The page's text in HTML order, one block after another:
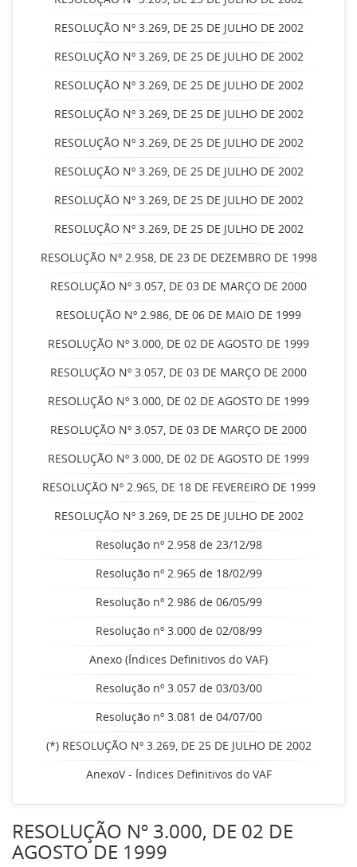
RESOLUÇÃO Nº 3.269, DE 25 DE JULHO DE 2002
RESOLUÇÃO Nº 3.269, DE 25 DE JULHO DE 2002
RESOLUÇÃO Nº 3.269, DE 25 DE JULHO DE 2002
RESOLUÇÃO Nº 3.269, DE 25 DE JULHO DE 2002
RESOLUÇÃO Nº 3.269, DE 25 DE JULHO DE 2002
RESOLUÇÃO Nº 3.269, DE 25 DE JULHO DE 2002
RESOLUÇÃO Nº 3.269, DE 25 DE JULHO DE 2002
RESOLUÇÃO Nº 3.269, DE 25 DE JULHO DE 2002
RESOLUÇÃO Nº 2.958, DE 23 DE DEZEMBRO DE 1998
RESOLUÇÃO Nº 3.057, DE 03 DE MARÇO DE 2000
RESOLUÇÃO Nº 2.986, DE 06 DE MAIO DE 1999
RESOLUÇÃO Nº 3.000, DE 02 DE AGOSTO DE 1999
RESOLUÇÃO Nº 3.057, DE 03 DE MARÇO DE 2000
RESOLUÇÃO Nº 3.000, DE 02 DE AGOSTO DE 1999
RESOLUÇÃO Nº 3.057, DE 03 DE MARÇO DE 2000
RESOLUÇÃO Nº 3.000, DE 02 DE AGOSTO DE 1999
RESOLUÇÃO Nº 2.965, DE 18 DE FEVEREIRO DE 1999
RESOLUÇÃO Nº 3.269, DE 25 DE JULHO DE 2002
Resolução nº 2.958 de 23/12/98
Resolução nº 2.965 de 18/02/99
Resolução nº 2.986 de 06/05/99
Resolução nº 3.000 de 02/08/99
Anexo (Índices Definitivos do VAF)
Resolução nº 3.057 de 03/03/00
Resolução nº 3.081 de 04/07/00
(*) RESOLUÇÃO Nº 3.269, DE 25 DE JULHO DE 2002
AnexoV - Índices Definitivos do VAF
RESOLUÇÃO Nº 3.000, DE 02 DE
AGOSTO DE 1999